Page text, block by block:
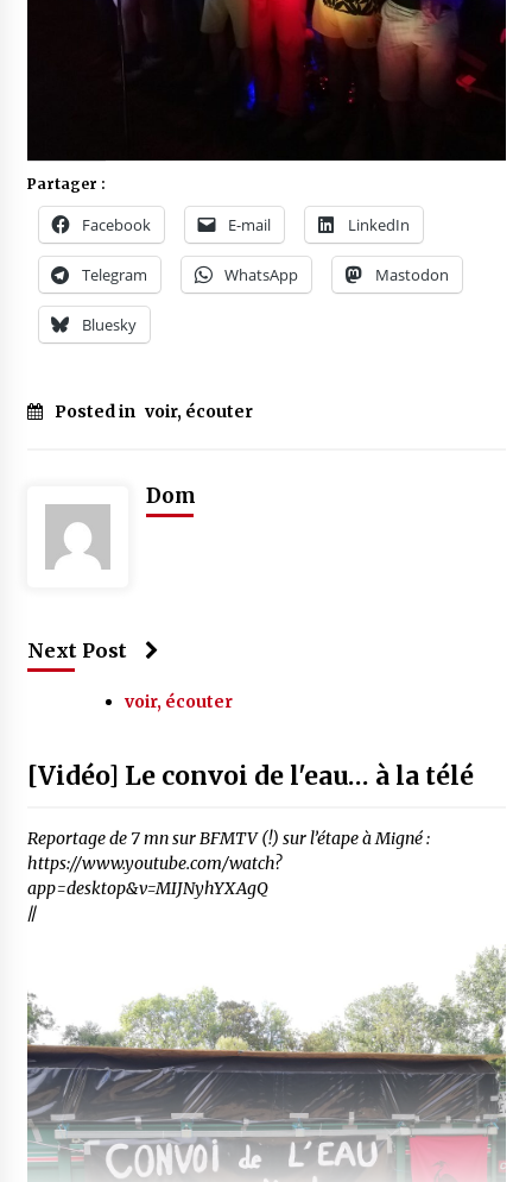
Partager :
Facebook E-mail LinkedIn
Telegram WhatsApp Mastodon
Bluesky
Posted in voir, écouter
Dom
Next Post
voir, écouter
[Vidéo] Le convoi de l'eau… à la télé
Reportage de 7 mn sur BFMTV (!) sur l’étape à Migné :
https://www.youtube.com/watch?
app=desktop&v=MIJNyhYXAgQ
//